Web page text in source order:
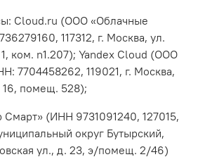
Cloud.ru (ООО «Облачные
117312, г. Москва, ул.
ком. n1.207); Yandex Cloud (ООО
7704458262, 119021, г. Москва,
16, помещ. 528);
(ИНН 9731091240, 127015,
округ Бутырский,
ул., д. 23, э/помещ. 2/46)